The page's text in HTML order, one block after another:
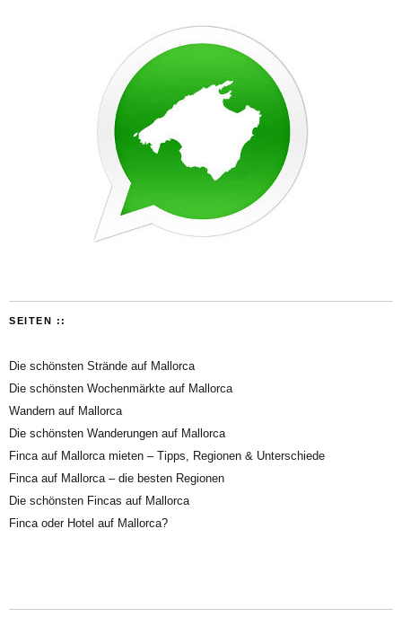
SEITEN ::
Die schönsten Strände auf Mallorca
Die schönsten Wochenmärkte auf Mallorca
Wandern auf Mallorca
Die schönsten Wanderungen auf Mallorca
Finca auf Mallorca mieten – Tipps, Regionen & Unterschiede
Finca auf Mallorca – die besten Regionen
Die schönsten Fincas auf Mallorca
Finca oder Hotel auf Mallorca?